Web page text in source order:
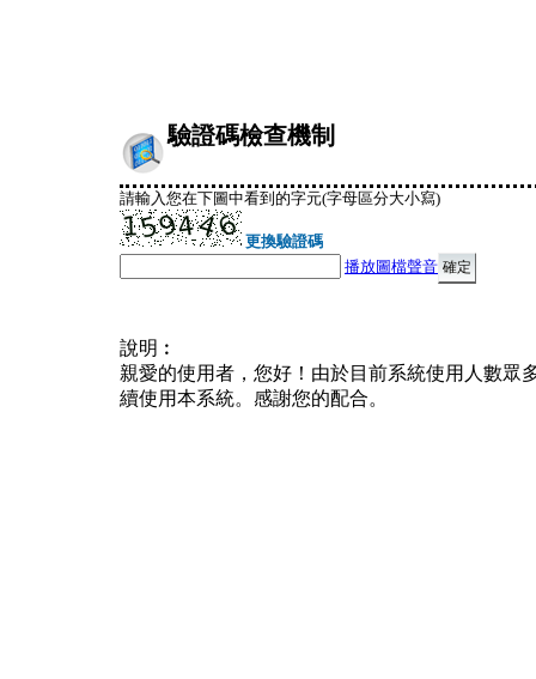
驗證碼檢查機制
請輸入您在下圖中看到的字元(字母區分大小寫)
更換驗證碼
播放圖檔聲音
說明︰
親愛的使用者，您好！由於目前系統使用人數眾
續使用本系統。感謝您的配合。